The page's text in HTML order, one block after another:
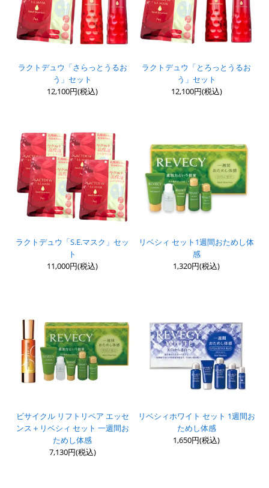
ラクトデュウ「さらっとうるお
う」セット
12,100円(税込)
ラクトデュウ「とろっとうるお
う」セット
12,100円(税込)
ラクトデュウ「S.E.マスク」セッ
ト
11,000円(税込)
リベシィ セット1週間おためし体
感
1,320円(税込)
ビサイクル リフトリペア エッセ
ンス＋リベシィ セット 一週間お
ためし体感
7,130円(税込)
リベシィホワイト セット 1週間お
ためし体感
1,650円(税込)